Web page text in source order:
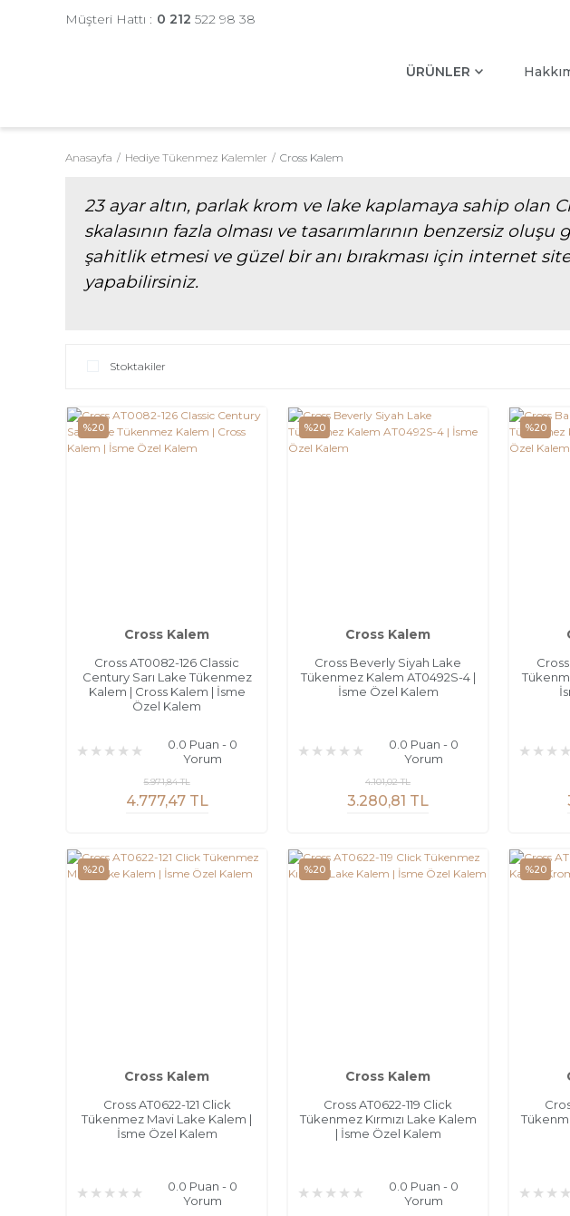
Müşteri Hattı : 0 212 522 98 38
ÜRÜNLER
Anasayfa Hediye Tükenmez Kalemler Cross Kalem
23 ayar altın, parlak krom ve lake kaplamaya sahip olan
skalasının fazla olması ve tasarımlarının benzersiz
şahitlik etmesi ve güzel bir anı bırakması için internet
yapabilirsiniz.
Stoktakiler
%20
Cross Kalem
Cross AT0082-126 Classic
Century Sarı Lake Tükenmez
Kalem | Cross Kalem | İsme
Özel Kalem
0.0 Puan - 0
Yorum
4.777,47 TL
5.971,84 TL
%20
Cross Kalem
Cross Beverly Siyah Lake
Tükenmez Kalem AT0492S-4 |
İsme Özel Kalem
0.0 Puan - 0
Yorum
3.280,81 TL
4.101,02 TL
%20
%20
Cross Kalem
Cross AT0622-121 Click
Tükenmez Mavi Lake Kalem |
İsme Özel Kalem
0.0 Puan - 0
Yorum
%20
Cross Kalem
Cross AT0622-119 Click
Tükenmez Kırmızı Lake Kalem
| İsme Özel Kalem
0.0 Puan - 0
Yorum
%20